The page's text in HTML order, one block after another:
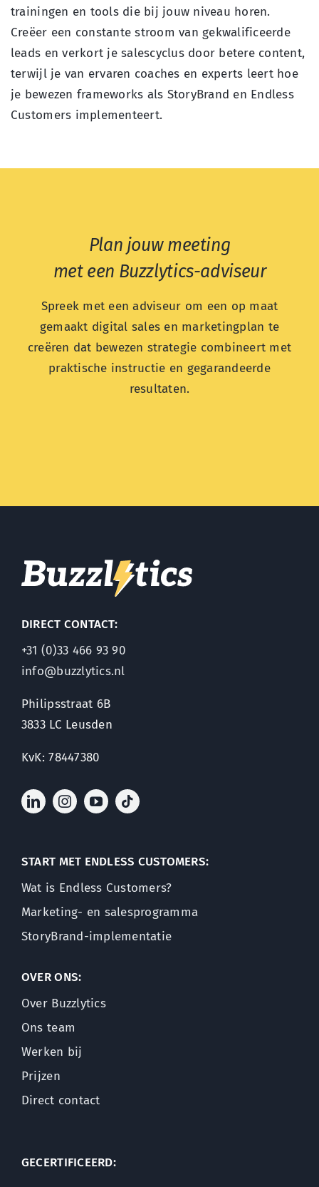
trainingen en tools die bij jouw niveau horen.
Creëer een constante stroom van gekwalificeerde
leads en verkort je salescyclus door betere content,
terwijl je van ervaren coaches en experts leert hoe
je bewezen frameworks als StoryBrand en Endless
Customers implementeert.
Plan jouw meeting
met een Buzzlytics-adviseur
Spreek met een adviseur om een op maat
gemaakt digital sales en marketingplan te
creëren dat bewezen strategie combineert met
praktische instructie en gegarandeerde
resultaten.
DIRECT CONTACT:
+31 (0)33 466 93 90
info@buzzlytics.nl
Philipsstraat 6B
3833 LC Leusden
KvK: 78447380
START MET ENDLESS CUSTOMERS:
Wat is Endless Customers?
Marketing- en salesprogramma
StoryBrand-implementatie
OVER ONS:
Over Buzzlytics
Ons team
Werken bij
Prijzen
Direct contact
GECERTIFICEERD: